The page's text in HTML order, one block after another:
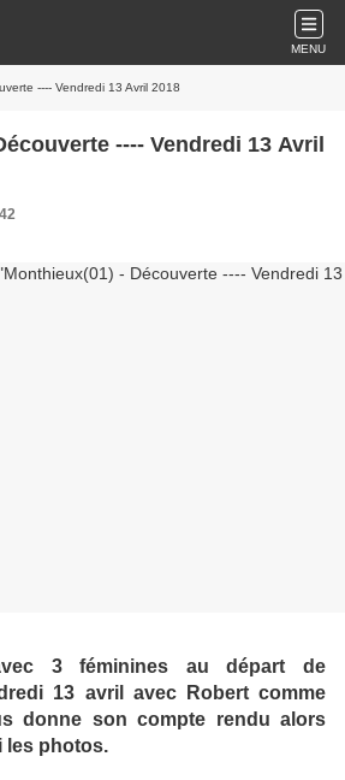
MENU
---- Vendredi 13 Avril 2018
---- Vendredi 13 Avril
3 féminines au départ de
13 avril avec Robert comme
donne son compte rendu alors
photos.